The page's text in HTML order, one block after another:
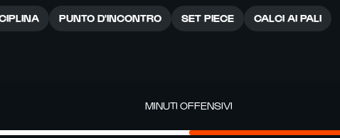
PUNTO D'INCONTRO SET PIECE CALCI AI PALI
MINUTI OFFENSIVI